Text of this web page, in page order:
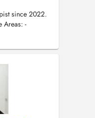
since 2022.
Areas: -
-
- Functional
Lymphatic ...